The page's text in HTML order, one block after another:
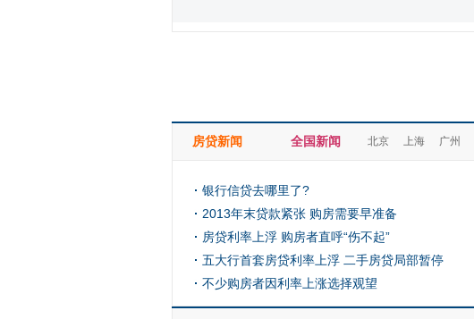
房贷新闻 全国新闻 北京 上海 广州
银行信贷去哪里了?
2013年末贷款紧张 购房需要早准备
房贷利率上浮 购房者直呼“伤不起”
五大行首套房贷利率上浮 二手房贷局部暂停
不少购房者因利率上涨选择观望